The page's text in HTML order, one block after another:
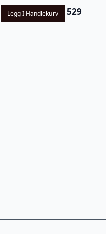
Legg I Handlekurv 529